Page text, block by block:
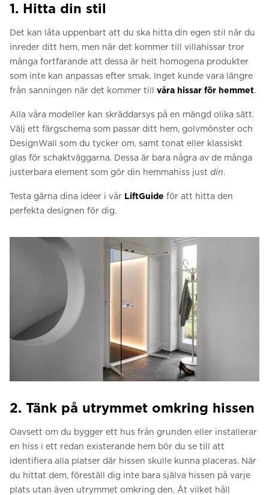
1. Hitta din stil
Det kan låta uppenbart att du ska hitta din egen stil när du
inreder ditt hem, men när det kommer till villahissar tror
många fortfarande att dessa är helt homogena produkter
som inte kan anpassas efter smak. Inget kunde vara längre
från sanningen när det kommer till våra hissar för hemmet.
Alla våra modeller kan skräddarsys på en mängd olika sätt.
Välj ett färgschema som passar ditt hem, golvmönster och
DesignWall som du tycker om, samt tonat eller klassiskt
glas för schaktväggarna. Dessa är bara några av de många
justerbara element som gör din hemmahiss just din.
Testa gärna dina idéer i vår LiftGuide för att hitta den
perfekta designen för dig.
2. Tänk på utrymmet omkring hissen
Oavsett om du bygger ett hus från grunden eller installerar
en hiss i ett redan existerande hem bör du se till att
identifiera alla platser där hissen skulle kunna placeras. När
du hittat dem, föreställ dig inte bara själva hissen på varje
plats utan även utrymmet omkring den. Åt vilket håll